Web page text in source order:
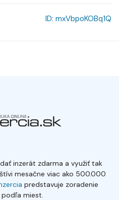
ID: mxVbpoKOBq1Q
inzerát zdarma a využiť tak
mesačne viac ako 500.000
predstavuje zoradenie
miest.